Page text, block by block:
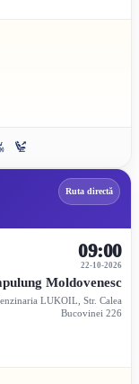
Ruta directă
22-10-2026
09:00
Moldovenesc
LUKOIL, Str. Calea
Bucovinei 226